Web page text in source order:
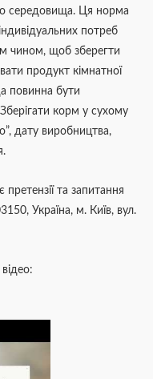
середовища. Ця норма
потреб
чином, щоб зберегти
продукт кімнатної
повинна бути
корм у сухому
дату виробництва,
та запитання
Україна, м. Київ, вул.